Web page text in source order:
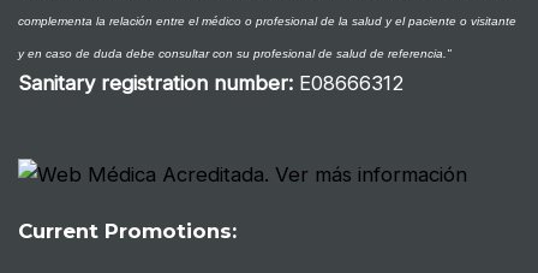
complementa la relación entre el médico o profesional de la salud y el paciente o visitante
y en caso de duda debe consultar con su profesional de salud de referencia."
Sanitary registration number: E08666312
Current Promotions: